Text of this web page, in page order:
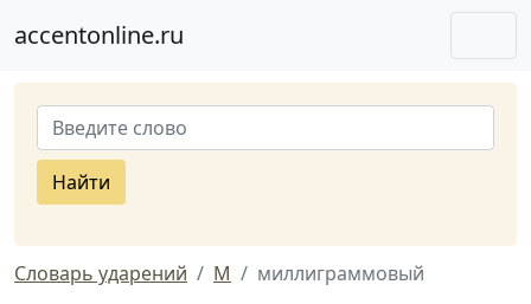
accentonline.ru
Найти
Словарь ударений М миллиграммовый